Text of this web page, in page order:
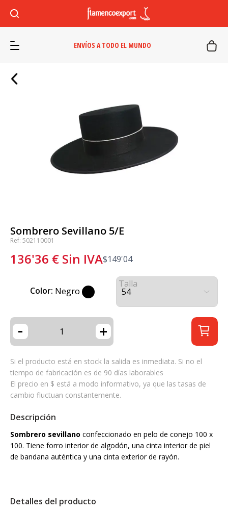
ENVÍOS A TODO EL MUNDO
Sombrero Sevillano 5/E
Ref: 502110001
136'36 € Sin IVA$149'04
Color: Negro
Talla
- +
Si el producto está en stock la salida es inmediata. Si no el
tiempo de fabricación es de 90 días laborables
El precio en $ está a modo informativo, ya que las tasas de
cambio fluctuan constantemente.
Descripción
Sombrero sevillano confeccionado en pelo de conejo 100 x
100. Tiene forro interior de algodón, una cinta interior de piel
de bandana auténtica y una cinta exterior de rayón.
Detalles del producto